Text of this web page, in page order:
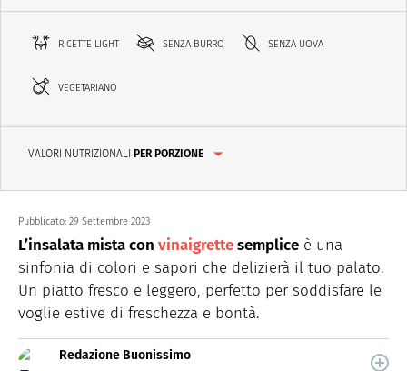
RICETTE LIGHT SENZA BURRO SENZA UOVA
VEGETARIANO
VALORI NUTRIZIONALI PER PORZIONE
Pubblicato: 29 Settembre 2023
L’insalata mista con vinaigrettesemplice è una
sinfonia di colori e sapori che delizierà il tuo palato.
Un piatto fresco e leggero, perfetto per soddisfare le
voglie estive di freschezza e bontà.
Redazione Buonissimo